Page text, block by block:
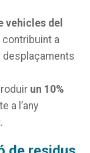
vehicles del
contribuint a
desplaçaments
un 10%
a l’any